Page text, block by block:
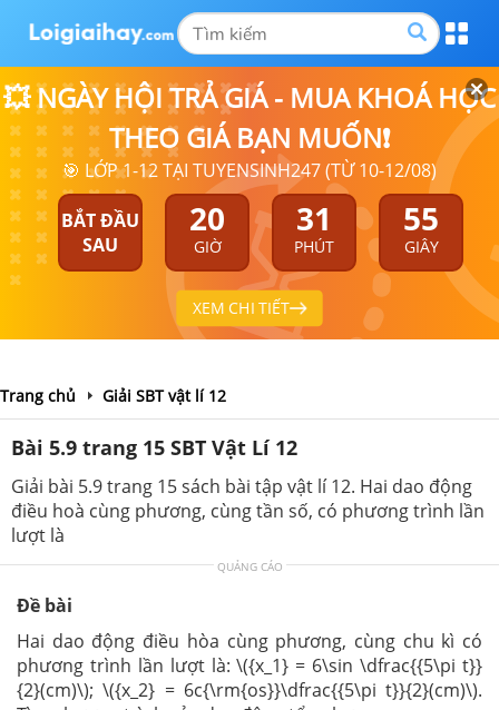
💥 NGÀY HỘI TRẢ GIÁ - MUA KHOÁ HỌC
THEO GIÁ BẠN MUỐN❗
🎯 LỚP 1-12 TẠI TUYENSINH247 (TỪ 10-12/08)
BẮT ĐẦU
SAU
20
GIỜ
31
PHÚT
54
GIÂY
XEM CHI TIẾT
Trang chủ Giải SBT vật lí 12
Bài 5.9 trang 15 SBT Vật Lí 12
Giải bài 5.9 trang 15 sách bài tập vật lí 12. Hai dao động
điều hoà cùng phương, cùng tần số, có phương trình lần
lượt là
QUẢNG CÁO
Đề bài
Hai dao động điều hòa cùng phương, cùng chu kì có
phương trình lần lượt là: \({x_1} = 6\sin \dfrac{{5\pi t}}
{2}(cm)\); \({x_2} = 6c{\rm{os}}\dfrac{{5\pi t}}{2}(cm)\).